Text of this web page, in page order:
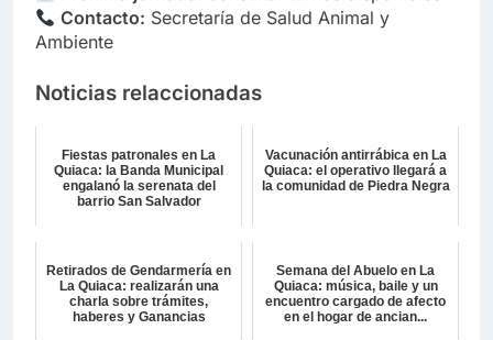
Contacto: Secretaría de Salud Animal y
Ambiente
Noticias relaccionadas
Fiestas patronales en La
Quiaca: la Banda Municipal
engalanó la serenata del
barrio San Salvador
Vacunación antirrábica en La
Quiaca: el operativo llegará a
la comunidad de Piedra Negra
Retirados de Gendarmería en
La Quiaca: realizarán una
charla sobre trámites,
haberes y Ganancias
Semana del Abuelo en La
Quiaca: música, baile y un
encuentro cargado de afecto
en el hogar de ancian...